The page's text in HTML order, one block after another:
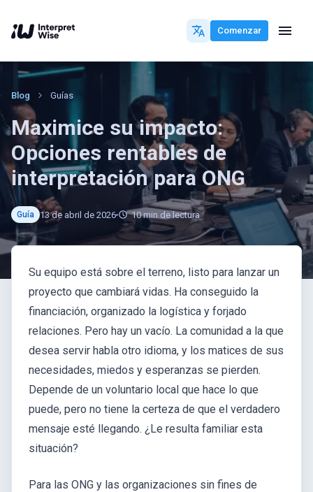
Comenzar
Blog Guías
Maximice su impacto:
Opciones rentables de
interpretación para ONG
Guía 13 de abril de 2026 10 min de lectura
Su equipo está sobre el terreno, listo para lanzar un
proyecto que cambiará vidas. Ha conseguido la
financiación, organizado la logística y forjado
relaciones. Pero hay un vacío. La comunidad a la que
desea servir habla otro idioma, y los matices de sus
necesidades, miedos y esperanzas se pierden.
Depende de un voluntario local que hace lo que
puede, pero no tiene la certeza de que el verdadero
mensaje esté llegando. ¿Le resulta familiar esta
situación?
Para las ONG y las organizaciones sin fines de